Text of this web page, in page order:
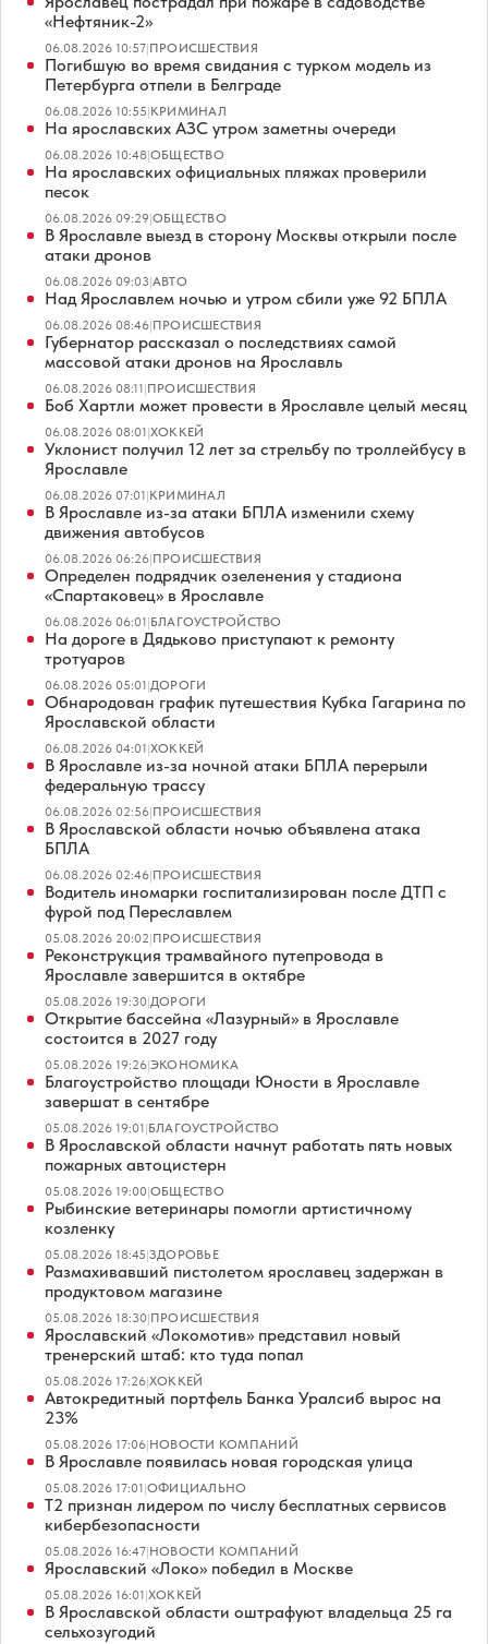
«Нефтяник-2»
06.08.2026 10:57|ПРОИСШЕСТВИЯ
Погибшую во время свидания с турком модель из
Петербурга отпели в Белграде
06.08.2026 10:55|КРИМИНАЛ
На ярославских АЗС утром заметны очереди
06.08.2026 10:48|ОБЩЕСТВО
На ярославских официальных пляжах проверили
песок
06.08.2026 09:29|ОБЩЕСТВО
В Ярославле выезд в сторону Москвы открыли после
атаки дронов
06.08.2026 09:03|АВТО
Над Ярославлем ночью и утром сбили уже 92 БПЛА
06.08.2026 08:46|ПРОИСШЕСТВИЯ
Губернатор рассказал о последствиях самой
массовой атаки дронов на Ярославль
06.08.2026 08:11|ПРОИСШЕСТВИЯ
Боб Хартли может провести в Ярославле целый месяц
06.08.2026 08:01|ХОККЕЙ
Уклонист получил 12 лет за стрельбу по троллейбусу в
Ярославле
06.08.2026 07:01|КРИМИНАЛ
В Ярославле из-за атаки БПЛА изменили схему
движения автобусов
06.08.2026 06:26|ПРОИСШЕСТВИЯ
Определен подрядчик озеленения у стадиона
«Спартаковец» в Ярославле
06.08.2026 06:01|БЛАГОУСТРОЙСТВО
На дороге в Дядьково приступают к ремонту
тротуаров
06.08.2026 05:01|ДОРОГИ
Обнародован график путешествия Кубка Гагарина по
Ярославской области
06.08.2026 04:01|ХОККЕЙ
В Ярославле из-за ночной атаки БПЛА перерыли
федеральную трассу
06.08.2026 02:56|ПРОИСШЕСТВИЯ
В Ярославской области ночью объявлена атака
БПЛА
06.08.2026 02:46|ПРОИСШЕСТВИЯ
Водитель иномарки госпитализирован после ДТП с
фурой под Переславлем
05.08.2026 20:02|ПРОИСШЕСТВИЯ
Реконструкция трамвайного путепровода в
Ярославле завершится в октябре
05.08.2026 19:30|ДОРОГИ
Открытие бассейна «Лазурный» в Ярославле
состоится в 2027 году
05.08.2026 19:26|ЭКОНОМИКА
Благоустройство площади Юности в Ярославле
завершат в сентябре
05.08.2026 19:01|БЛАГОУСТРОЙСТВО
В Ярославской области начнут работать пять новых
пожарных автоцистерн
05.08.2026 19:00|ОБЩЕСТВО
Рыбинские ветеринары помогли артистичному
козленку
05.08.2026 18:45|ЗДОРОВЬЕ
Размахивавший пистолетом ярославец задержан в
продуктовом магазине
05.08.2026 18:30|ПРОИСШЕСТВИЯ
Ярославский «Локомотив» представил новый
тренерский штаб: кто туда попал
05.08.2026 17:26|ХОККЕЙ
Автокредитный портфель Банка Уралсиб вырос на
23%
05.08.2026 17:06|НОВОСТИ КОМПАНИЙ
В Ярославле появилась новая городская улица
05.08.2026 17:01|ОФИЦИАЛЬНО
Т2 признан лидером по числу бесплатных сервисов
кибербезопасности
05.08.2026 16:47|НОВОСТИ КОМПАНИЙ
Ярославский «Локо» победил в Москве
05.08.2026 16:01|ХОККЕЙ
В Ярославской области оштрафуют владельца 25 га
сельхозугодий